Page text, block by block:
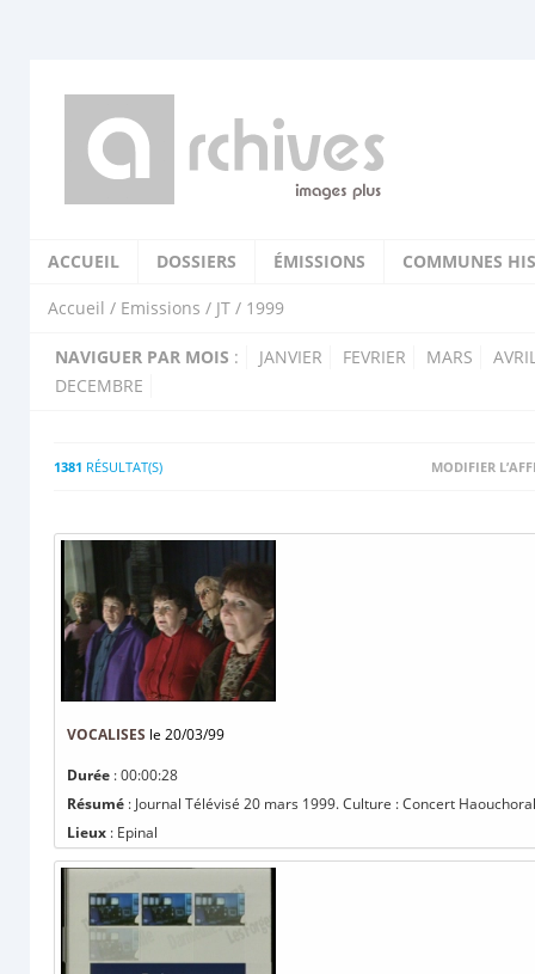
ACCUEIL DOSSIERS ÉMISSIONS COMMUNES
Accueil / Emissions / JT / 1999
NAVIGUER PAR MOIS : JANVIER FEVRIER MARS
DECEMBRE
1381 RÉSULTAT(S) MODIFIER
VOCALISES le 20/03/99
Durée : 00:00:28
Résumé : Journal Télévisé 20 mars 1999. Culture : Concert
Lieux : Epinal